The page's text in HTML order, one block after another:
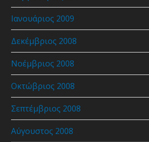
Ιανουάριος 2009
Δεκέμβριος 2008
Νοέμβριος 2008
Οκτώβριος 2008
Σεπτέμβριος 2008
Αύγουστος 2008